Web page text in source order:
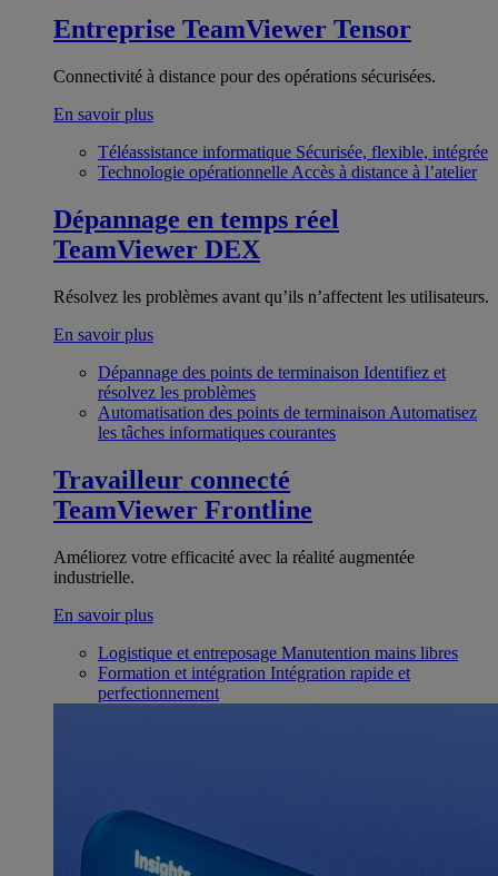
Entreprise TeamViewer Tensor
Connectivité à distance pour des opérations sécurisées.
En savoir plus
Téléassistance informatique Sécurisée, flexible, intégrée
Technologie opérationnelle Accès à distance à l’atelier
Dépannage en temps réel
TeamViewer DEX
Résolvez les problèmes avant qu’ils n’affectent les utilisateurs.
En savoir plus
Dépannage des points de terminaison Identifiez et
résolvez les problèmes
Automatisation des points de terminaison Automatisez
les tâches informatiques courantes
Travailleur connecté
TeamViewer Frontline
Améliorez votre efficacité avec la réalité augmentée
industrielle.
En savoir plus
Logistique et entreposage Manutention mains libres
Formation et intégration Intégration rapide et
perfectionnement